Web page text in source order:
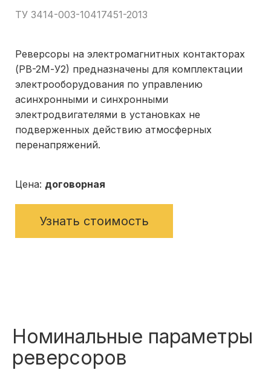
ТУ 3414-003-10417451-2013
Реверсоры на электромагнитных контакторах
(РВ-2М-У2) предназначены для комплектации
электрооборудования по управлению
асинхронными и синхронными
электродвигателями в установках не
подверженных действию атмосферных
перенапряжений.
Цена: договорная
Узнать стоимость
Номинальные параметры
реверсоров